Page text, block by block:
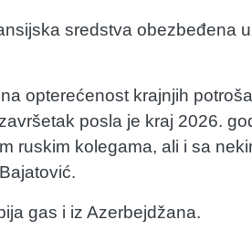
sredstva obezbeđena
opterećenost krajnjih
posla je kraj 2026.
ruskim kolegama, ali i sa
gas i iz Azerbejdžana.